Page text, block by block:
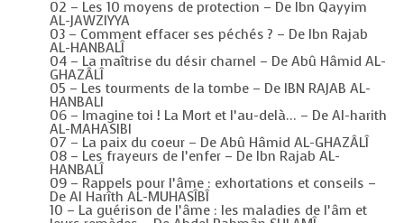
02 – Les 10 moyens de protection – De Ibn Qayyim
AL-JAWZIYYA
03 – Comment effacer ses péchés ? – De Ibn Rajab
AL-HANBALÎ
04 – La maîtrise du désir charnel – De Abû Hâmid AL-
GHAZÂLÎ
05 – Les tourments de la tombe – De IBN RAJAB AL-
HANBALI
06 – Imagine toi ! La Mort et l’au-delà… – De Al-harith
AL-MAHASIBI
07 – La paix du coeur – De Abû Hâmid AL-GHAZÂLÎ
08 – Les frayeurs de l’enfer – De Ibn Rajab AL-
HANBALÎ
09 – Rappels pour l’âme : exhortations et conseils –
De Al Harîth AL-MUHASÎBÎ
10 – La guérison de l’âme : les maladies de l’âm et